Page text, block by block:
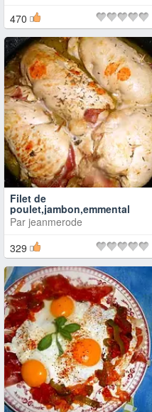
470
Filet de
poulet,jambon,emmental
Par jeanmerode
329